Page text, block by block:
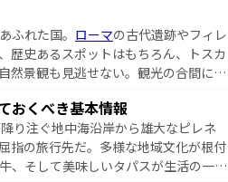
ふれた国。 ローマの古代遺跡やフィレ
歴史あるスポットはもちろん、トスカ
然景観も見逃せない。観光の合間に
、忘れられない旅をしてみよう！
ほしい。
おくべき基本情報
り注ぐ地中海沿岸から雄大なピレネ
指の旅行先だ。多様な地域文化が根付
、そして美味しいタパスが生活の一部